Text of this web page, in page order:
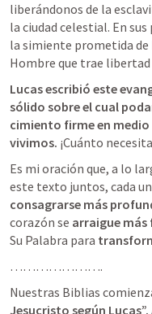
liberándonos de la
la ciudad celestial. En
la simiente prometida de
Hombre que trae
Lucas escribió este
sólido sobre el cual
cimiento firme en
vivimos. ¡Cuánto
Es mi oración que, a lo
este texto juntos, cada
consagrarse más
corazón se arraigue más
Su Palabra para
………………….
Nuestras Biblias
Jesucristo según Lucas”.